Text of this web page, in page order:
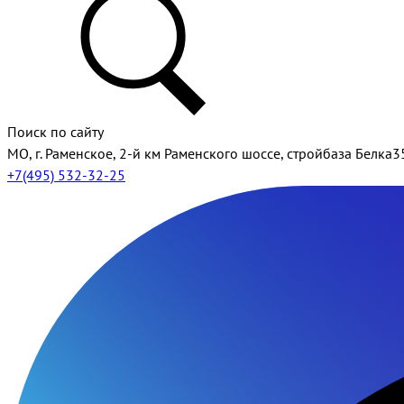
Поиск по сайту
МО, г. Раменское, 2-й км Раменского шоссе, стройбаза
+7(495) 532-32-25